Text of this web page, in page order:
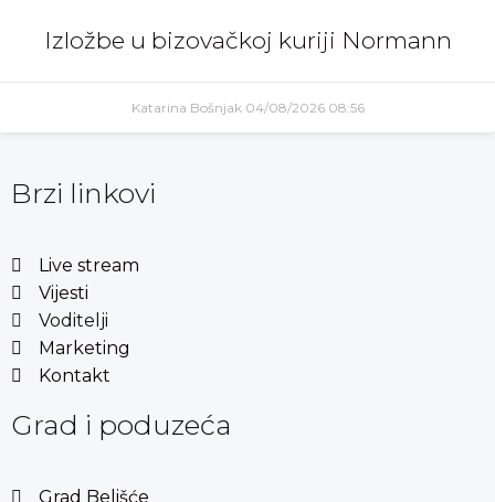
Izložbe u bizovačkoj kuriji Normann
Katarina Bošnjak 04/08/2026 08:56
Brzi linkovi
Live stream
Vijesti
Voditelji
Marketing
Kontakt
Grad i poduzeća
Grad Belišće